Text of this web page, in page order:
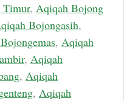
Timur, Aqiqah Bojong
Bojongasih,
, Aqiqah
, Aqiqah
, Aqiqah
, Aqiqah